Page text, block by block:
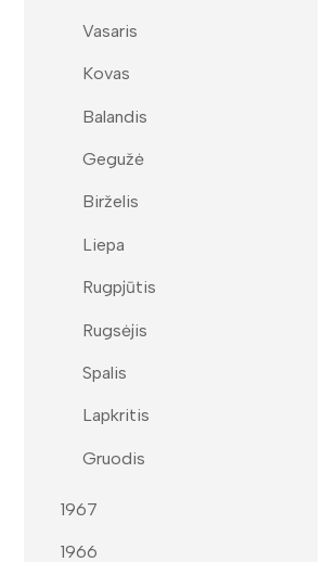
Vasaris
Kovas
Balandis
Gegužė
Birželis
Liepa
Rugpjūtis
Rugsėjis
Spalis
Lapkritis
Gruodis
1967
1966